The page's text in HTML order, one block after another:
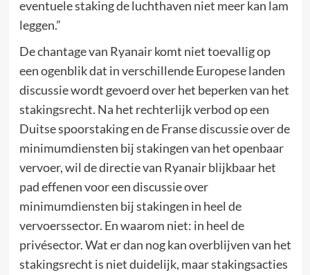
eventuele staking de luchthaven niet meer kan lam
leggen.”
De chantage van Ryanair komt niet toevallig op
een ogenblik dat in verschillende Europese landen
discussie wordt gevoerd over het beperken van het
stakingsrecht. Na het rechterlijk verbod op een
Duitse spoorstaking en de Franse discussie over de
minimumdiensten bij stakingen van het openbaar
vervoer, wil de directie van Ryanair blijkbaar het
pad effenen voor een discussie over
minimumdiensten bij stakingen in heel de
vervoerssector. En waarom niet: in heel de
privésector. Wat er dan nog kan overblijven van het
stakingsrecht is niet duidelijk, maar stakingsacties